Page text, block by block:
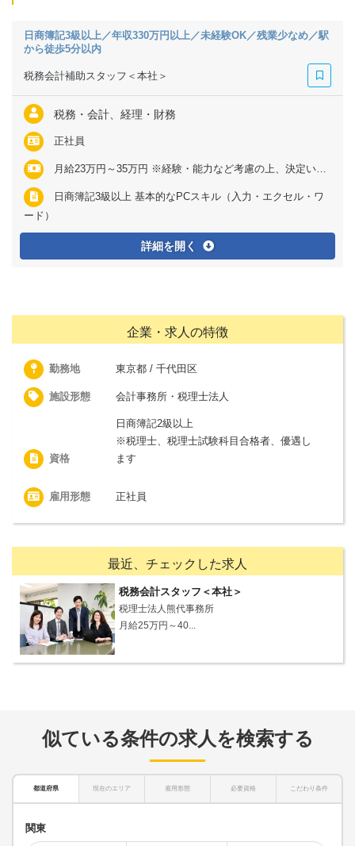
日商簿記3級以上／年収330万円以上／未経験OK／残業少なめ／駅
から徒歩5分以内
税務会計補助スタッフ＜本社＞
税務・会計、経理・財務
正社員
月給23万円～35万円 ※経験・能力など考慮の上、決定いたします ※上記に固定残業代（月15時間分＝2万6220円～3万6720円）を含む ※超過分は別途全額支給
日商簿記3級以上 基本的なPCスキル（入力・エクセル・ワ
ード）
詳細を開く
企業・求人の特徴
勤務地 東京都 / 千代田区
施設形態 会計事務所・税理士法人
資格
日商簿記2級以上
※税理士、税理士試験科目合格者、優遇し
ます
雇用形態 正社員
最近、チェックした求人
税務会計スタッフ＜本社＞
税理士法人熊代事務所
月給25万円～40...
似ている条件の求人を検索する
都道府県 現在のエリア 雇用形態 必要資格 こだわり条件
関東